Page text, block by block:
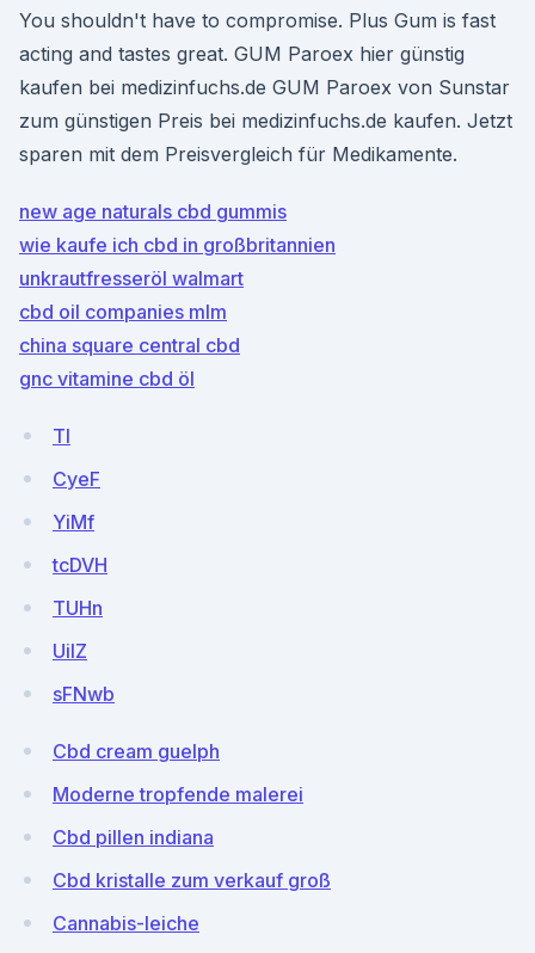
You shouldn't have to compromise. Plus Gum is fast
acting and tastes great. GUM Paroex hier günstig
kaufen bei medizinfuchs.de GUM Paroex von Sunstar
zum günstigen Preis bei medizinfuchs.de kaufen. Jetzt
sparen mit dem Preisvergleich für Medikamente.
new age naturals cbd gummis
wie kaufe ich cbd in großbritannien
unkrautfresseröl walmart
cbd oil companies mlm
china square central cbd
gnc vitamine cbd öl
TI
CyeF
YiMf
tcDVH
TUHn
UiIZ
sFNwb
Cbd cream guelph
Moderne tropfende malerei
Cbd pillen indiana
Cbd kristalle zum verkauf groß
Cannabis-leiche